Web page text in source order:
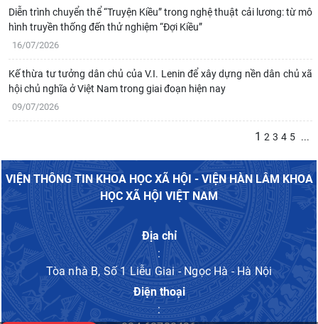
Diễn trình chuyển thể “Truyện Kiều” trong nghệ thuật cải lương: từ mô
hình truyền thống đến thử nghiệm “Đợi Kiều”
16/07/2026
Kế thừa tư tưởng dân chủ của V.I. Lenin để xây dựng nền dân chủ xã
hội chủ nghĩa ở Việt Nam trong giai đoạn hiện nay
09/07/2026
1 2 3 4 5 ...
VIỆN THÔNG TIN KHOA HỌC XÃ HỘI - VIỆN HÀN LÂM KHOA
HỌC XÃ HỘI VIỆT NAM
Địa chỉ
:
Tòa nhà B, Số 1 Liễu Giai - Ngọc Hà - Hà Nội
Điện thoại
: